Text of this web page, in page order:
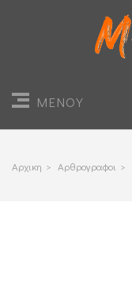
ΜΕΝΟΥ
Αρχικη > Αρθρογραφοι >